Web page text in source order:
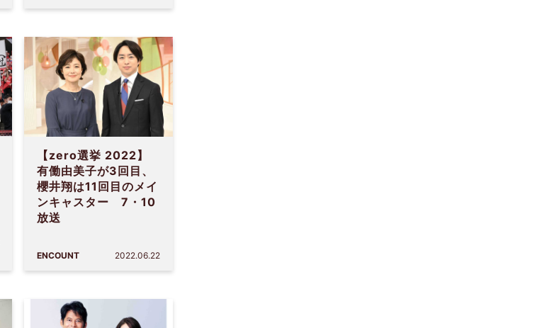
【zero選挙 2022】
有働由美子が3回目、
櫻井翔は11回目のメイ
ンキャスター 7・10
放送
ENCOUNT 2022.06.22